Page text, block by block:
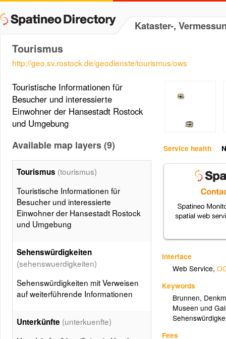
Kataster-,
Tourismus
http://geo.sv.rostock.de/geodienste/tourismus/ows
Service health
Interface
Web Service,
Keywords
Brunnen,
Museen und
Fees
Touristische Informationen für
Besucher und interessierte
Einwohner der Hansestadt Rostock
und Umgebung
Available map layers (9)
Tourismus (tourismus)
Touristische Informationen für
Besucher und interessierte
Einwohner der Hansestadt Rostock
und Umgebung
Sehenswürdigkeiten
(sehenswuerdigkeiten)
Sehenswürdigkeiten mit Verweisen
auf weiterführende Informationen
Unterkünfte (unterkuenfte)